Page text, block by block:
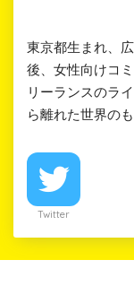
東京都生まれ、
後、女性向けコ
リーランスのラ
ら離れた世界のも
Twitter